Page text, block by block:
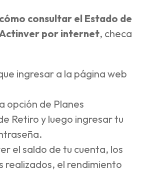
cómo consultar el Estado de
Actinver por internet, checa
ingresar a la página web
opción de Planes
Retiro y luego ingresar tu
el saldo de tu cuenta, los
realizados, el rendimiento